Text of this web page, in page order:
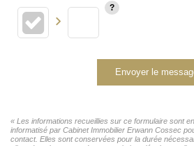
Envoyer le
« Les informations recueillies sur ce formulaire sont
informatisé par Cabinet Immobilier Erwann Cossec
contact. Elles sont conservées pour la durée